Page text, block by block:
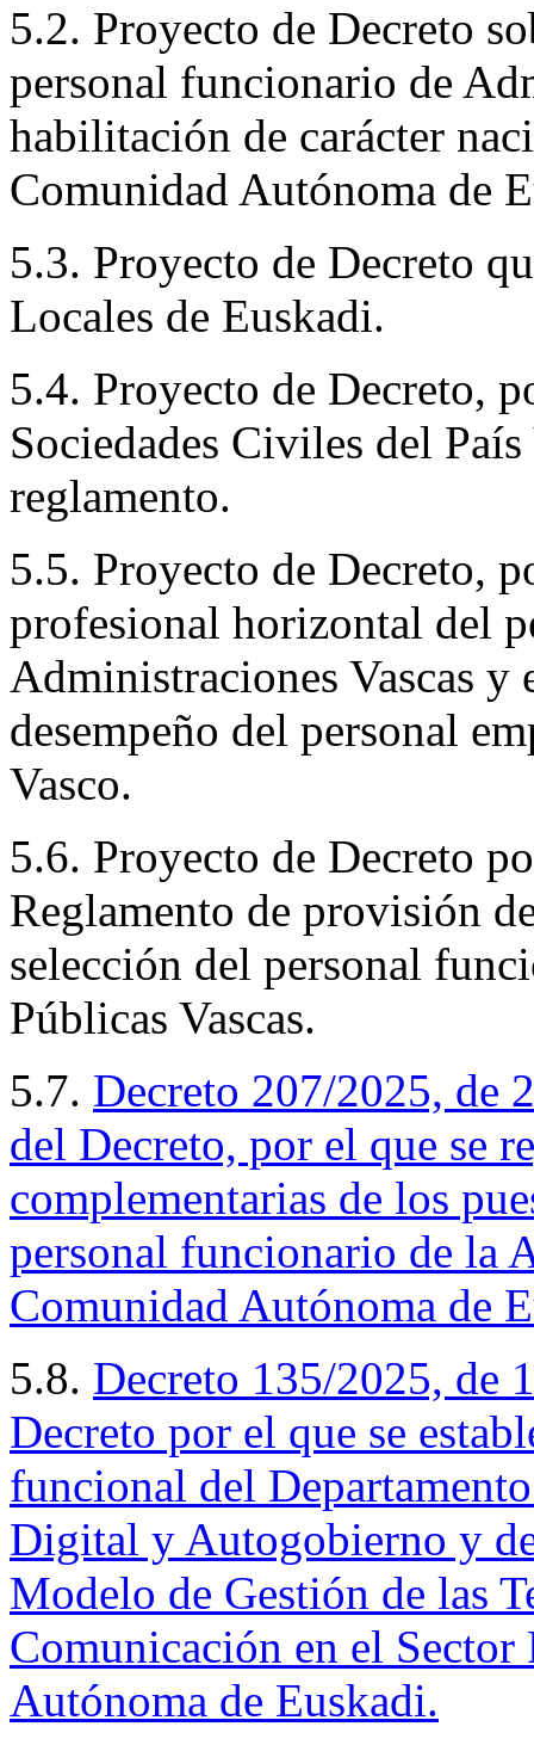
5.2. Proyecto de Decreto
personal funcionario de
habilitación de carácter
Comunidad Autónoma de
5.3. Proyecto de Decreto
Locales de Euskadi.
5.4. Proyecto de Decreto,
Sociedades Civiles del
reglamento.
5.5. Proyecto de Decreto,
profesional horizontal del
Administraciones Vascas y
desempeño del personal
Vasco.
5.6. Proyecto de Decreto
Reglamento de provisión
selección del personal
Públicas Vascas.
5.7. Decreto 207/2025, de
del Decreto, por el que se
complementarias de los
personal funcionario de la
Comunidad Autónoma de
5.8. Decreto 135/2025, de
Decreto por el que se
funcional del
Digital y Autogobierno y
Modelo de Gestión de las
Comunicación en el
Autónoma de Euskadi.